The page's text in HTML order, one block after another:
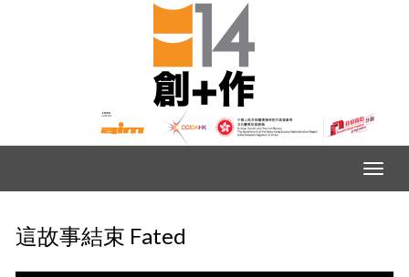
這故事結束 Fated